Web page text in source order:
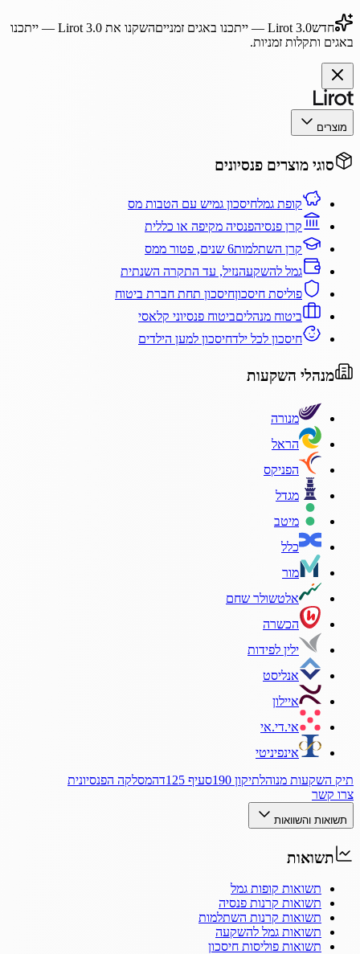
חדשLirot 3.0 — ייתכנו באגים זמנייםהשקנו את Lirot 3.0— ייתכנו
באגים ותקלות זמניות.
מוצרים
סוגי מוצרים פנסיונים
קופת גמלחיסכון גמיש עם הטבות מס
קרן פנסיהפנסיה מקיפה או כללית
קרן השתלמות6 שנים, פטור ממס
גמל להשקעהנזיל, עד התקרה השנתית
פוליסת חיסכוןחיסכון תחת חברת ביטוח
ביטוח מנהליםביטוח פנסיוני קלאסי
חיסכון לכל ילדחיסכון למען הילדים
מנהלי השקעות
מנורה
הראל
הפניקס
מגדל
מיטב
כלל
מור
אלטשולר שחם
הכשרה
ילין לפידות
אנליסט
איילון
אי.די.אי
אינפיניטי
תיק השקעות מנוהלתיקון 190 סעיף 125ד
המסלקה הפנסיונית
צרו קשר
תשואות והשוואות
תשואות
תשואות קופות גמל
תשואות קרנות פנסיה
תשואות קרנות השתלמות
תשואות גמל להשקעה
תשואות פוליסות חיסכון